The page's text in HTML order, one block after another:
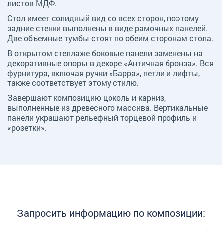
листов МДФ.
Стол имеет солидный вид со всех сторон, поэтому
задние стенки выполнены в виде рамочных панелей.
Две объемные тумбы стоят по обеим сторонам стола.
В открытом стеллаже боковые панели заменены на
декоративные опоры в декоре «Античная бронза». Вся
фурнитура, включая ручки «Барра», петли и лифты,
также соответствует этому стилю.
Завершают композицию цоколь и карниз,
выполненные из древесного массива. Вертикальные
панели украшают рельефный торцевой профиль и
«розетки».
Запросить информацию по композиции: